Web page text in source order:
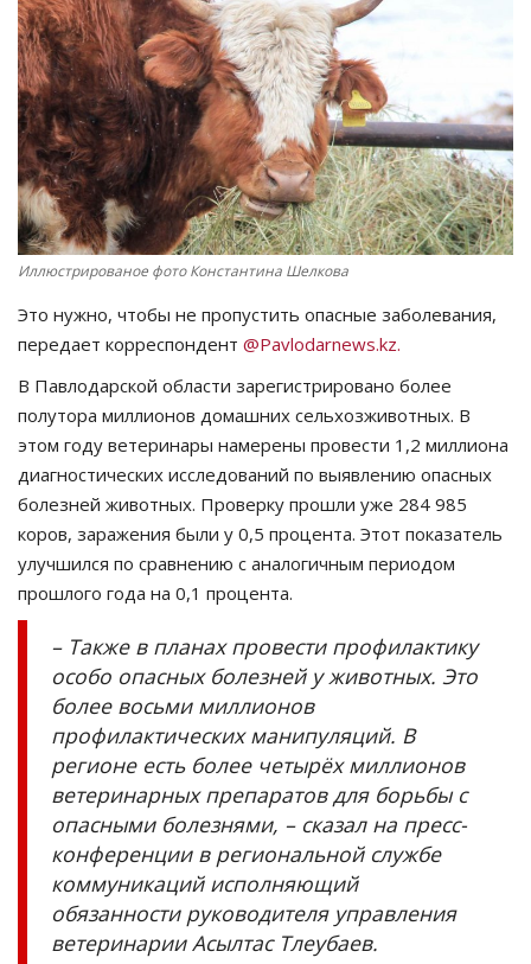
СПЕЦПРОЕКТЫ
СПОРТ
Чек-лист
РАЗВЛЕЧЕНИЯ
OFFICIAL
Курултай
Язык
Қазақша Русский
Иллюстрированое фото Константина Шелкова
Это нужно, чтобы не пропустить опасные заболевания,
передает корреспондент @Pavlodarnews.kz.
В Павлодарской области зарегистрировано более
полутора миллионов домашних сельхозживотных. В
этом году ветеринары намерены провести 1,2 миллиона
диагностических исследований по выявлению опасных
болезней животных. Проверку прошли уже 284 985
коров, заражения были у 0,5 процента. Этот показатель
улучшился по сравнению с аналогичным периодом
прошлого года на 0,1 процента.
– Также в планах провести профилактику
особо опасных болезней у животных. Это
более восьми миллионов
профилактических манипуляций. В
регионе есть более четырёх миллионов
ветеринарных препаратов для борьбы с
опасными болезнями, – сказал на пресс-
конференции в региональной службе
коммуникаций исполняющий
обязанности руководителя управления
ветеринарии Асылтас Тлеубаев.